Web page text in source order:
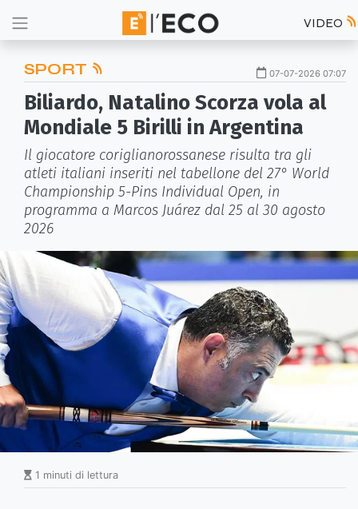
VIDEO
SPORT 07-07-2026 07:07
Biliardo, Natalino Scorza vola al
Mondiale 5 Birilli in Argentina
Il giocatore coriglianorossanese risulta tra gli
atleti italiani inseriti nel tabellone del 27° World
Championship 5-Pins Individual Open, in
programma a Marcos Juárez dal 25 al 30 agosto
2026
1 minuti di lettura